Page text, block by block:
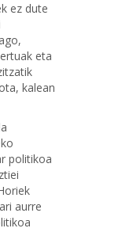
ez dute
eta
kalean
politikoa
aurre